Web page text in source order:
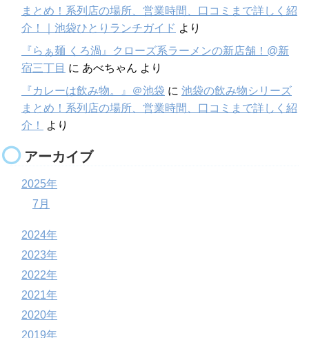
まとめ！系列店の場所、営業時間、口コミまで詳しく紹
介！｜池袋ひとりランチガイド より
『らぁ麺 くろ渦』クローズ系ラーメンの新店舗！@新
宿三丁目 に あべちゃん より
『カレーは飲み物。』＠池袋 に 池袋の飲み物シリーズ
まとめ！系列店の場所、営業時間、口コミまで詳しく紹
介！
より
アーカイブ
2025年
7月
2024年
2023年
2022年
2021年
2020年
2019年